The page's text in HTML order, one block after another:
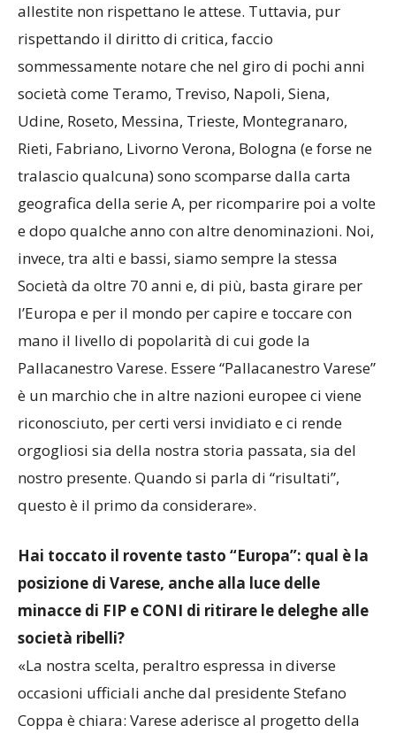
allestite non rispettano le attese. Tuttavia, pur
rispettando il diritto di critica, faccio
sommessamente notare che nel giro di pochi anni
società come Teramo, Treviso, Napoli, Siena,
Udine, Roseto, Messina, Trieste, Montegranaro,
Rieti, Fabriano, Livorno Verona, Bologna (e forse ne
tralascio qualcuna) sono scomparse dalla carta
geografica della serie A, per ricomparire poi a volte
e dopo qualche anno con altre denominazioni. Noi,
invece, tra alti e bassi, siamo sempre la stessa
Società da oltre 70 anni e, di più, basta girare per
l’Europa e per il mondo per capire e toccare con
mano il livello di popolarità di cui gode la
Pallacanestro Varese. Essere “Pallacanestro Varese”
è un marchio che in altre nazioni europee ci viene
riconosciuto, per certi versi invidiato e ci rende
orgogliosi sia della nostra storia passata, sia del
nostro presente. Quando si parla di “risultati”,
questo è il primo da considerare».
Hai toccato il rovente tasto “Europa”: qual è la
posizione di Varese, anche alla luce delle
minacce di FIP e CONI di ritirare le deleghe alle
società ribelli?
«La nostra scelta, peraltro espressa in diverse
occasioni ufficiali anche dal presidente Stefano
Coppa è chiara: Varese aderisce al progetto della